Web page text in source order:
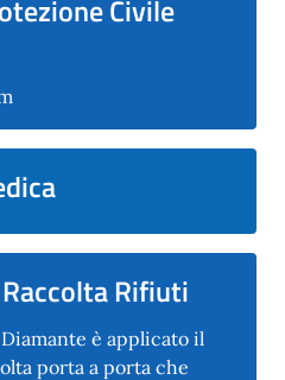
Civile
Rifiuti
è applicato il
porta a porta che